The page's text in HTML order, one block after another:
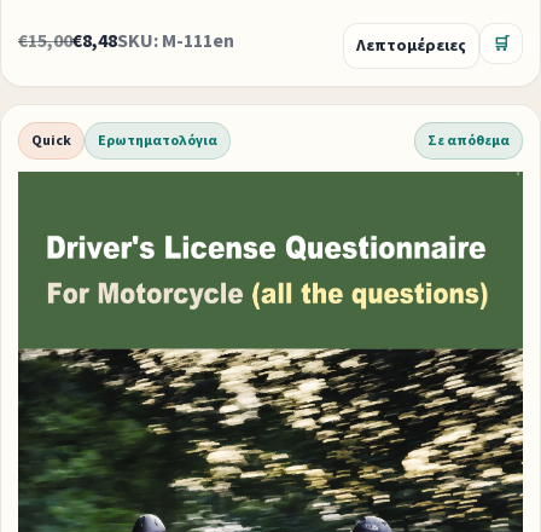
€15,00€8,48SKU: M-111en Λεπτομέρειες 🛒
Quick Ερωτηματολόγια Σε απόθεμα